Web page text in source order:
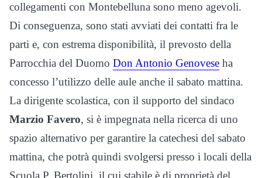
collegamenti con Montebelluna sono meno agevoli.
Di conseguenza, sono stati avviati dei contatti fra le
parti e, con estrema disponibilità, il prevosto della
Parrocchia del Duomo Don Antonio Genovese ha
concesso l’utilizzo delle aule anche il sabato mattina.
La dirigente scolastica, con il supporto del sindaco
Marzio Favero, si è impegnata nella ricerca di uno
spazio alternativo per garantire la catechesi del sabato
mattina, che potrà quindi svolgersi presso i locali della